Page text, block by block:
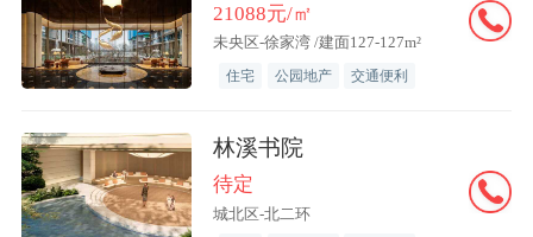
21088元/㎡
未央区-徐家湾 /建面127-127m²
住宅 公园地产 交通便利
林溪书院
待定
城北区-北二环